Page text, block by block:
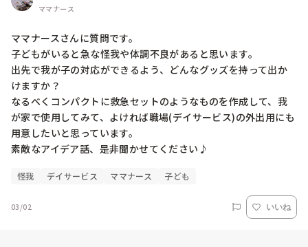
ママナース
ママナースさんに質問です。
子どもがいると急な怪我や体調不良があると思います。
出先で我が子の対応ができるよう、どんなグッズを持って出か
けますか？
なるべくコンパクトに救急セットのようなものを作成して、我
が家で使用してみて、よければ職場(デイサービス)の外出用にも
用意したいと思っています。
素敵なアイデア話、是非聞かせてください♪
怪我 デイサービス ママナース 子ども
03/02 いいね